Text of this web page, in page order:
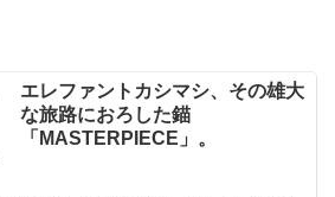
エレファントカシマシ、その雄大
な旅路におろした錨
「MASTERPIECE」。